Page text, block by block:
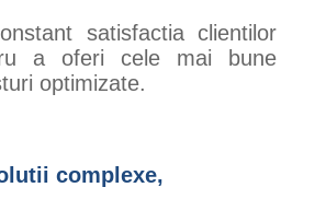
satisfactia clientilor
a oferi cele mai bune
optimizate.
complexe,